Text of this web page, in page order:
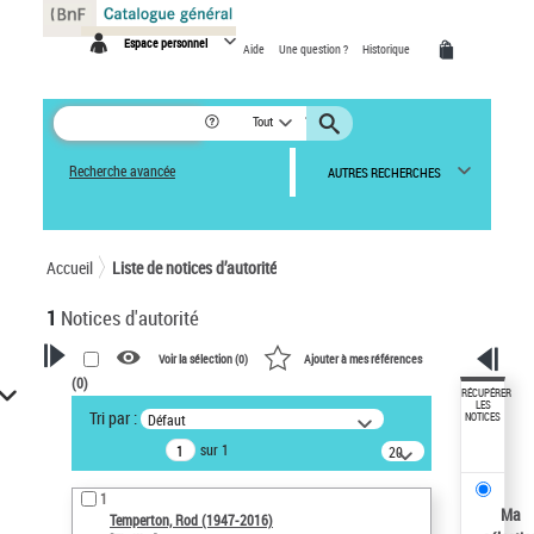
Espace personnel Aide Une question ? Historique
Tout
Recherche avancée AUTRES RECHERCHES
Accueil Liste de notices d’autorité
1 Notices d'autorité
VOTRE RECHERCHE
Recherche avancée dans les
notices d’autorité
Œuvres liées à l'auteur :
Temperton, Rod (1947-2016)
Voir la sélection (0) Ajouter à mes références
(0)
Tri par : Défaut
sur 1
20
résultats/page
1
Temperton, Rod (1947-2016)
RÉCUPÉRER
LES
NOTICES
Ma
Panneau de gestion des cookies